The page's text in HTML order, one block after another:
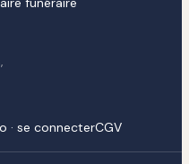
· se connecterCGV